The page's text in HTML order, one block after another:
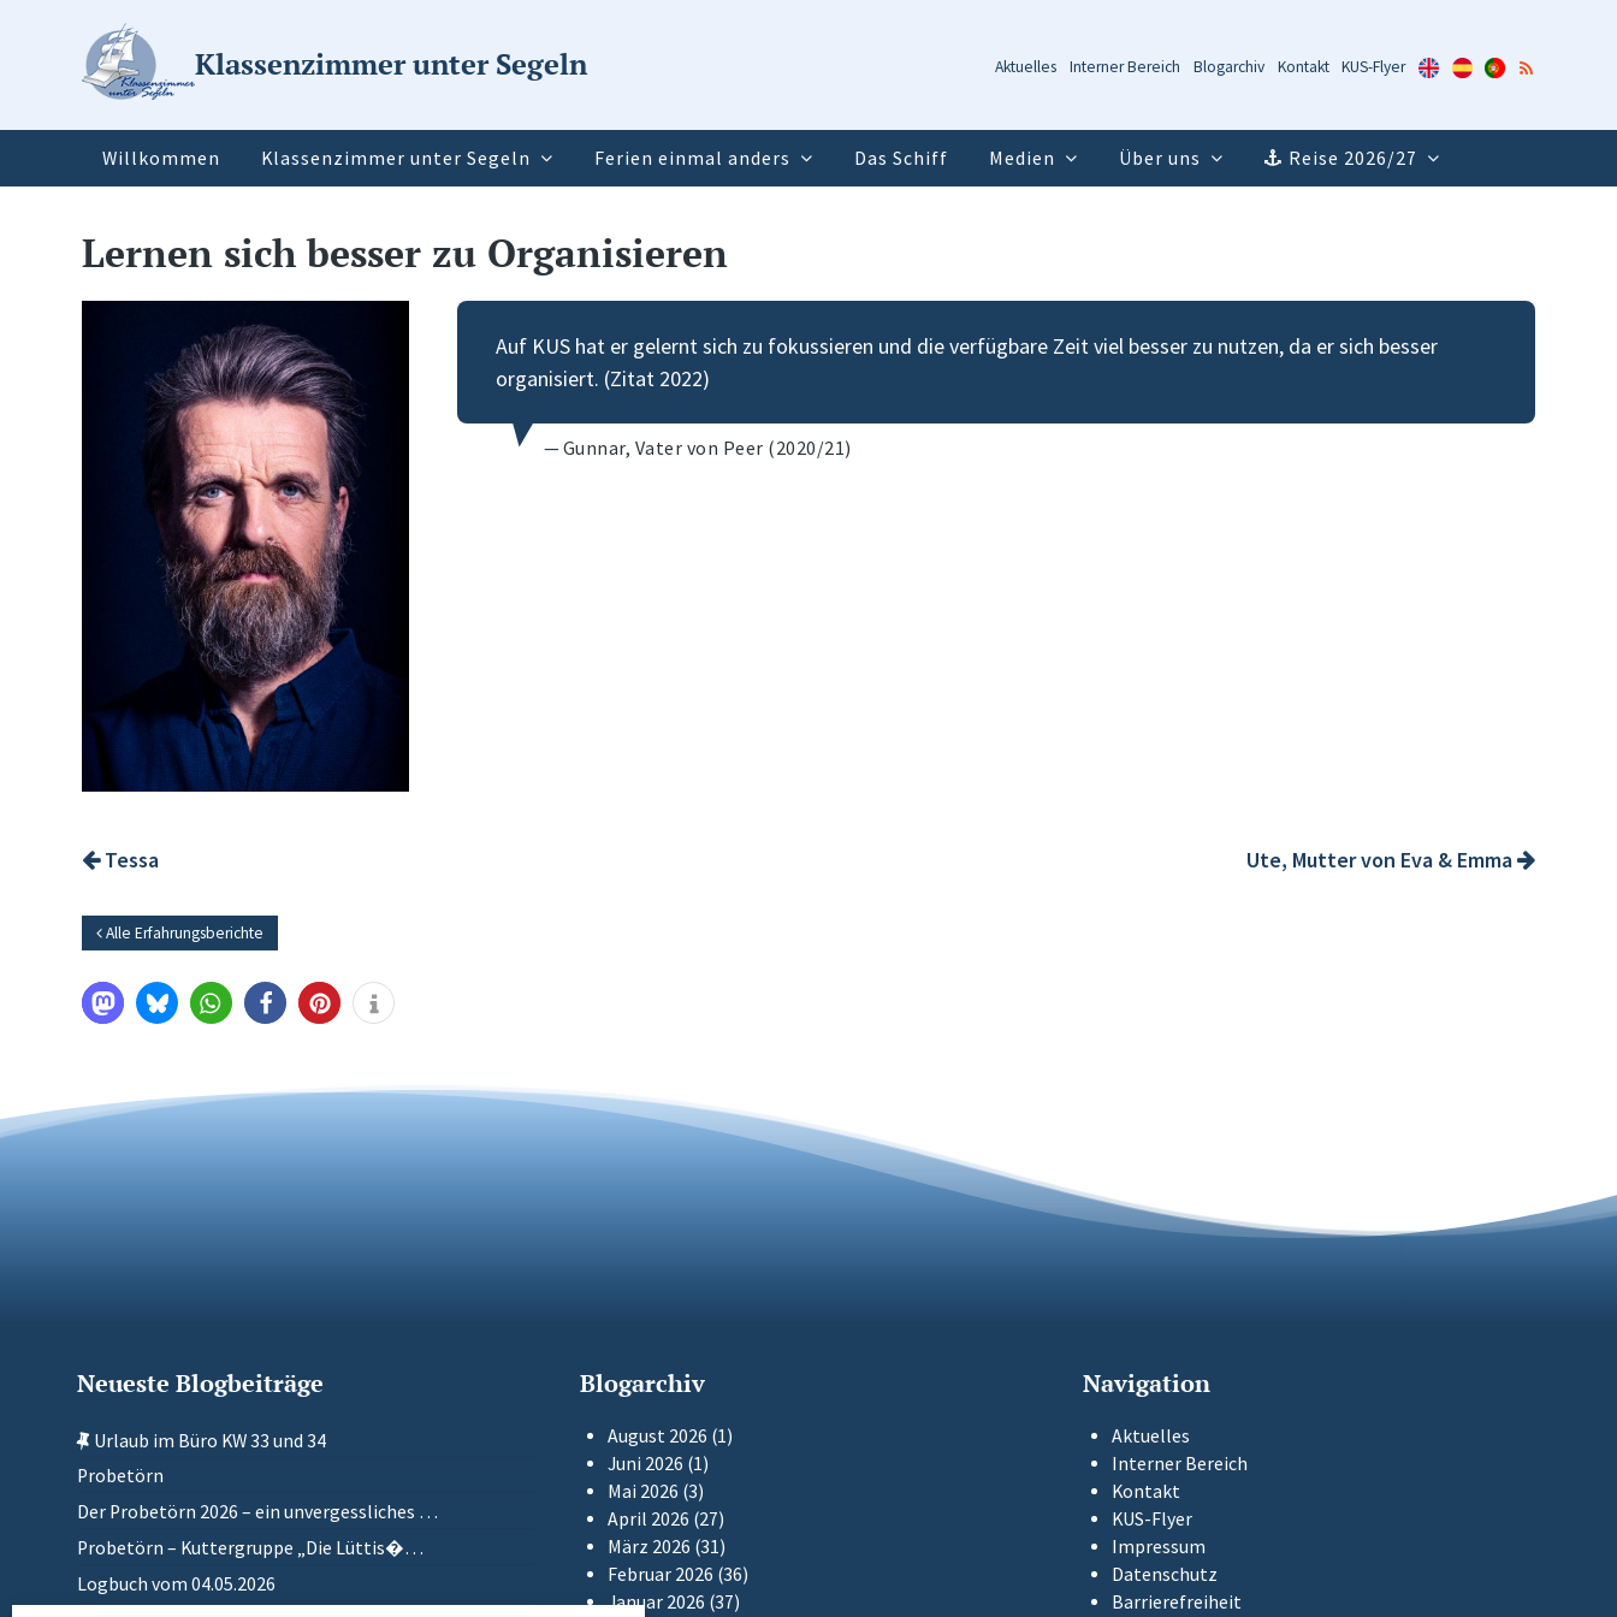
Klassenzimmer unter Segeln Aktuelles Interner Bereich Blogarchiv Kontakt KUS-Flyer
KUS-
Flyer
KUS-
Flyer
KUS-
Flyer
RSS-
Willkommen Klassenzimmer unter Segeln Ferien einmal anders Das Schiff Medien Über uns Reise 2026/27
Lernen sich besser zu Organisieren
Auf KUS hat er gelernt sich zu fokussieren und die verfügbare Zeit viel besser zu nutzen, da er sich besser
organisiert. (Zitat 2022)
Gunnar, Vater von Peer (2020/21)
Tessa Ute, Mutter von Eva & Emma
Alle Erfahrungsberichte
Neueste Blogbeiträge
Urlaub im Büro KW 33 und 34
Probetörn
Der Probetörn 2026 – ein unvergessliches …
Probetörn – Kuttergruppe „Die Lüttis�…
Logbuch vom 04.05.2026
Blogarchiv
August 2026 (1)
Juni 2026 (1)
Mai 2026 (3)
April 2026 (27)
März 2026 (31)
Februar 2026 (36)
Januar 2026 (37)
Navigation
Aktuelles
Interner Bereich
Kontakt
KUS-Flyer
Impressum
Datenschutz
Barrierefreiheit